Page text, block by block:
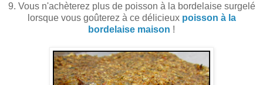
9. Vous n'achèterez plus de poisson à la bordelaise surgelé
lorsque vous goûterez à ce délicieux poisson à la
bordelaise maison !